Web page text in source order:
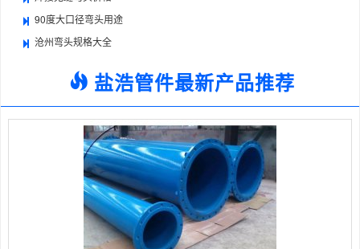
90度大口径弯头用途
沧州弯头规格大全
盐浩管件最新产品推荐